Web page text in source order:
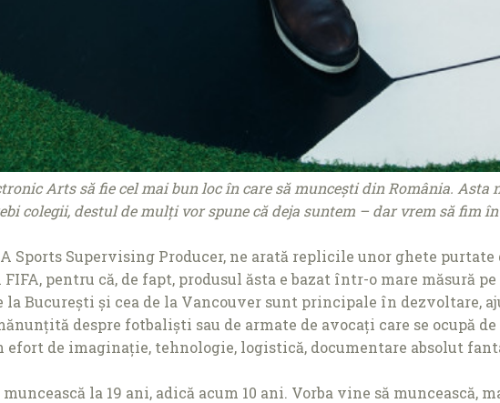
Arts să fie cel mai bun loc în care să muncești din România.
colegii, destul de mulţi vor spune că deja suntem – dar vrem să fim
Sports Supervising Producer, ne arată replicile unor ghete
FIFA, pentru că, de fapt, produsul ăsta e bazat într-o mare măsură
la București și cea de la Vancouver sunt principale în
despre fotbaliști sau de armate de avocaţi care se ocupă
efort de imaginaţie, tehnologie, logistică, documentare absolut
la 19 ani, adică acum 10 ani. Vorba vine să